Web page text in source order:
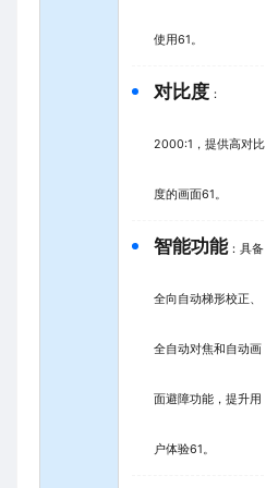
使用61。
对比度 ：
2000:1，提供高对比
度的画面61。
智能功能：具备
全向自动梯形校正、
全自动对焦和自动画
面避障功能，提升用
户体验61。